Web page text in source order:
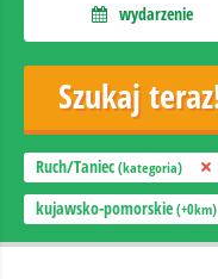
wydarzenie
Ruch/Taniec (kategoria)
kujawsko-pomorskie (+0km)